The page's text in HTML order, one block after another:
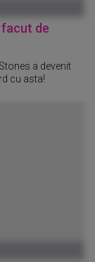
de
a devenit
cu asta!